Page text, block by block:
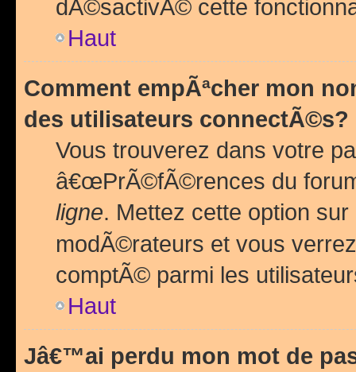
dÃ©sactivÃ© cette
Haut
Comment empÃªcher mon
des utilisateurs connectÃ©s?
Vous trouverez dans votre
â€œPrÃ©fÃ©rences du
ligne. Mettez cette option sur
modÃ©rateurs et vous
comptÃ© parmi les
Haut
Jâ€™ai perdu mon mot de